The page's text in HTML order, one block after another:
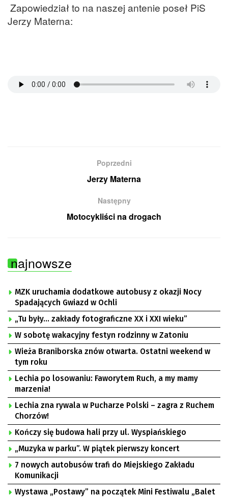
Zapowiedział to na naszej antenie poseł PiS
Jerzy Materna:
Poprzedni
Jerzy Materna
Następny
Motocykliści na drogach
najnowsze
MZK uruchamia dodatkowe autobusy z okazji Nocy
Spadających Gwiazd w Ochli
„Tu były… zakłady fotograficzne XX i XXI wieku”
W sobotę wakacyjny festyn rodzinny w Zatoniu
Wieża Braniborska znów otwarta. Ostatni weekend w
tym roku
Lechia po losowaniu: Faworytem Ruch, a my mamy
marzenia!
Lechia zna rywala w Pucharze Polski – zagra z Ruchem
Chorzów!
Kończy się budowa hali przy ul. Wyspiańskiego
„Muzyka w parku”. W piątek pierwszy koncert
7 nowych autobusów trafi do Miejskiego Zakładu
Komunikacji
Wystawa „Postawy” na początek Mini Festiwalu „Balet